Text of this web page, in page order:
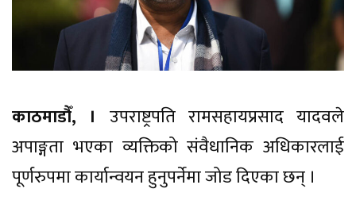
काठमाडौँ, । उपराष्ट्रपति रामसहायप्रसाद यादवले
अपाङ्गता भएका व्यक्तिको संवैधानिक अधिकारलाई
पूर्णरुपमा कार्यान्वयन हुनुपर्नेमा जोड दिएका छन् ।